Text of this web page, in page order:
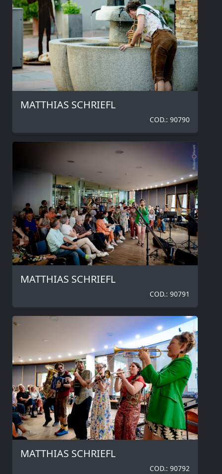
MATTHIAS SCHRIEFL
COD.: 90790
MATTHIAS SCHRIEFL
COD.: 90791
MATTHIAS SCHRIEFL
COD.: 90792